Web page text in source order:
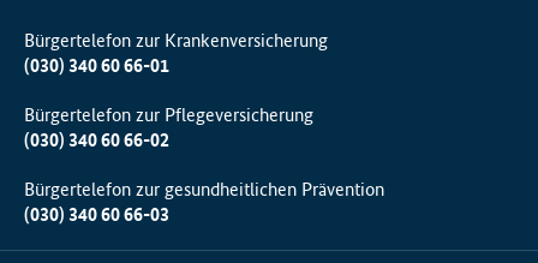
Bürgertelefon zur Krankenversicherung
(030) 340 60 66-01
Bürgertelefon zur Pflegeversicherung
(030) 340 60 66-02
Bürgertelefon zur gesundheitlichen Prävention
(030) 340 60 66-03